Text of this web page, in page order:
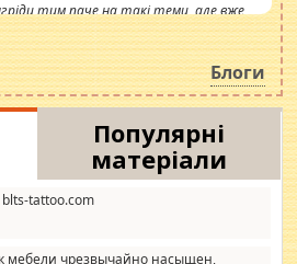
тим паче на такі теми, але вже
Обурюють сьогоднішні інсенуації
питання. Штучно
одна соціальна катастрофа.
Блоги
Популярні
матеріали
tattoo.com
мебели чрезвычайно насыщен,